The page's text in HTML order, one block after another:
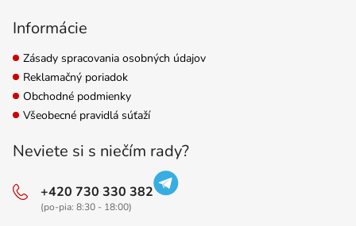
Informácie
Zásady spracovania osobných údajov
Reklamačný poriadok
Obchodné podmienky
Všeobecné pravidlá súťaží
Neviete si s niečím rady?
+420 730 330 382
(po-pia: 8:30 - 18:00)